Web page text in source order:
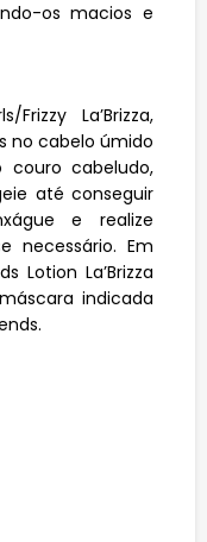
os macios e
La’Brizza,
no cabelo úmido
cabeludo,
até conseguir
e realize
necessário. Em
Lotion La’Brizza
indicada